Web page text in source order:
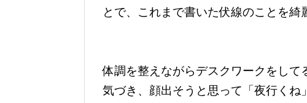
とで、これまで書いた伏線のことを綺
体調を整えながらデスクワークをし
気づき、顔出そうと思って「夜行く